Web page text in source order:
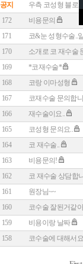
공지
우측 코성형 블로
172
비용문의
171
코&눈 성형수술..
170
소개로 코 재수술
169
*코재수술*
168
코랑 이마성형
167
코재수술 문의합
166
재수술이요..
165
코성형 문의요..
164
코 재수술..
163
비용문의!
162
코 재수술 상담합
161
원장님~~
160
코수술 잘된거같
159
비용이랑 날짜
158
코수술에 대해서